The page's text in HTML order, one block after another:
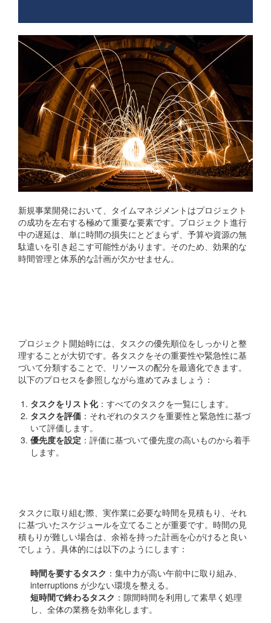
新規事業開発において、タイムマネジメントはプロジェクト
の成功を左右する極めて重要な要素です。プロジェクト進行
中の遅延は、単に時間の損失にとどまらず、予算や資源の無
駄遣いを引き起こす可能性があります。そのため、効果的な
時間管理と体系的な計画が欠かせません。
プロジェクト開始時には、タスクの優先順位をしっかりと整
理することが大切です。各タスクをその重要性や緊急性に基
づいて分類することで、リソースの配分を最適化できます。
以下のプロセスを参照しながら進めてみましょう：
タスクをリスト化：すべてのタスクを一覧にします。
タスクを評価 ：それぞれのタスクを重要性と緊急性に基づ
いて評価します。
優先度を設定 ：評価に基づいて優先度の高いものから着手
します。
タスクに取り組む際、実作業に必要な時間を見積もり、それ
に基づいたスケジュールを立てることが重要です。時間の見
積もりが難しい場合は、余裕を持った計画を心がけると良い
でしょう。具体的には以下のようにします：
時間を要するタスク ：集中力が高い午前中に取り組み、
interruptions が少ない環境を整える。
短時間で終わるタスク ：隙間時間を利用して素早く処理
し、全体の業務を効率化します。